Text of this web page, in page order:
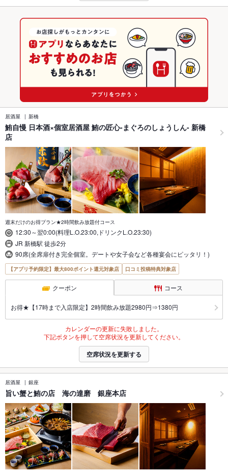
居酒屋 新橋
鮪自慢 日本酒×個室居酒屋 鮪の匠心-まぐろのしょうしん- 新橋
店
週末だけのお得プラン★2時間飲み放題付コース
12:30～翌0:00(料理L.O.23:00,ドリンクL.O.23:30)
JR 新橋駅 徒歩2分
90席(全席扉付き完全個室。デートや女子会など各種宴会にピッタリ！)
【アプリ予約限定】最大800ポイント還元対象店 口コミ投稿特典対象店
クーポン コース
お得★【17時まで入店限定】2時間飲み放題2980円⇒1380円
カレンダーの更新に失敗しました。
下記ボタンを押して空席状況を更新してください。
空席状況を更新する
居酒屋 銀座
旨い蟹と鮪の店 海の達磨 銀座本店